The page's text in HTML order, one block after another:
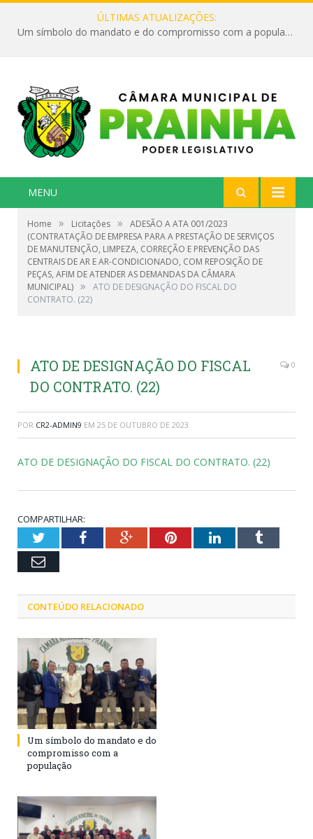
ÚLTIMAS ATUALIZAÇÕES:
Um símbolo do mandato e do compromisso com a população
MENU
Home » Licitações »
ADESÃO A ATA 001/2023
(CONTRATAÇÃO DE EMPRESA PARA A PRESTAÇÃO DE SERVIÇOS
DE MANUTENÇÃO, LIMPEZA, CORREÇÃO E PREVENÇÃO DAS
CENTRAIS DE AR E AR-CONDICIONADO, COM REPOSIÇÃO DE
PEÇAS, AFIM DE ATENDER AS DEMANDAS DA CÂMARA
MUNICIPAL) »
ATO DE DESIGNAÇÃO DO FISCAL DO
CONTRATO. (22)
ATO DE DESIGNAÇÃO DO FISCAL
DO CONTRATO. (22)
0
POR CR2-ADMIN9 EM 25 DE OUTUBRO DE 2023
ATO DE DESIGNAÇÃO DO FISCAL DO CONTRATO. (22)
COMPARTILHAR:
TwitterFacebookGoogle+PinterestLinkedInTumblr
Email
CONTEÚDO RELACIONADO
Um símbolo do mandato e do
compromisso com a
população